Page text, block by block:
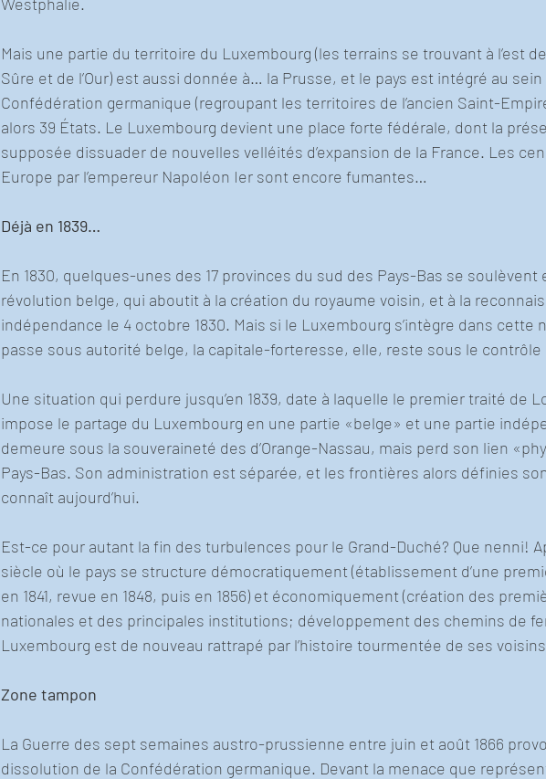
Mais une partie du territoire du Luxembourg (les terrains se trouvant à l’est
Sûre et de l’Our) est aussi donnée à… la Prusse, et le pays est intégré au sein
Confédération germanique (regroupant les territoires de l’ancien Saint-
alors 39 États. Le Luxembourg devient une place forte fédérale, dont la
supposée dissuader de nouvelles velléités d’expansion de la France. Les
Europe par l’empereur Napoléon Ier sont encore fumantes…
Déjà en 1839…
En 1830, quelques-unes des 17 provinces du sud des Pays-Bas se soulèvent
révolution belge, qui aboutit à la création du royaume voisin, et à la
indépendance le 4 octobre 1830. Mais si le Luxembourg s’intègre dans cette
passe sous autorité belge, la capitale-forteresse, elle, reste sous le contrôle
Une situation qui perdure jusqu’en 1839, date à laquelle le premier traité de
impose le partage du Luxembourg en une partie «belge» et une partie
demeure sous la souveraineté des d’Orange-Nassau, mais perd son lien
Pays-Bas. Son administration est séparée, et les frontières alors définies
connaît aujourd’hui.
Est-ce pour autant la fin des turbulences pour le Grand-Duché? Que nenni!
siècle où le pays se structure démocratiquement (établissement d’une
en 1841, revue en 1848, puis en 1856) et économiquement (création des
nationales et des principales institutions; développement des chemins de
Luxembourg est de nouveau rattrapé par l’histoire tourmentée de ses
Zone tampon
La Guerre des sept semaines austro-prussienne entre juin et août 1866
dissolution de la Confédération germanique. Devant la menace que